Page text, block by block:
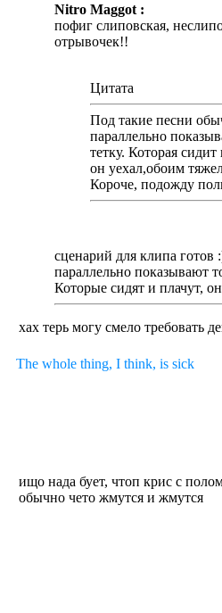
Nitro Maggot :
пофиг слиповская,
отрывочек!!
Цитата
Под такие песни
параллельно
тетку. Которая
он уехал,обоим
Короче, подожду
сценарий для клипа
параллельно показывают
Которые сидят и плачут,
хах терь могу смело требовать
The whole thing, I think, is sick
ищо нада бует, чтоп крис с
обычно чето жмутся и жмутся